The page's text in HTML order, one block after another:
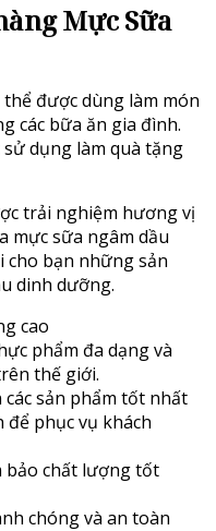
Mực Sữa
được dùng làm món
các bữa ăn gia đình.
dụng làm quà tặng
trải nghiệm hương vị
mực sữa ngâm dầu
cho bạn những sản
dinh dưỡng.
cao
phẩm đa dạng và
thế giới.
sản phẩm tốt nhất
phục vụ khách
bảo chất lượng tốt
chóng và an toàn